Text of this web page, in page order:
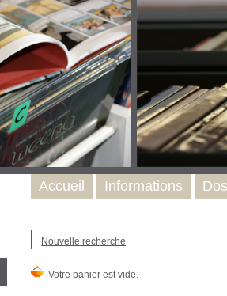
Nouvelle recherche
Accueil Informations